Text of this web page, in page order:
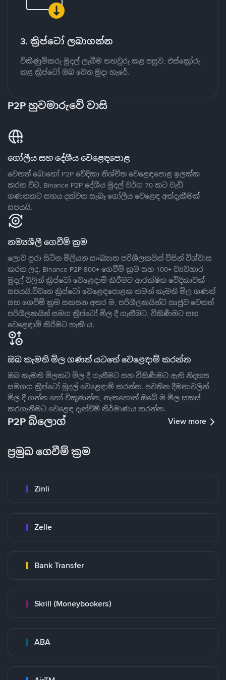
3. ක්‍රිප්ටෝ ලබාගන්න
විකිණුම්කරු මුදල් ලැබීම තහවුරු කළ පසුව, එස්ක්‍රෝරු
කළ ක්‍රිප්ටෝ ඔබ වෙත මුදා හැරේ.
P2P හුවමාරුවේ වාසි
ගෝලීය සහ දේශීය වෙළෙඳපොළ
වෙනත් බොහෝ P2P වේදිකා නිශ්චිත වෙළෙඳපොළ ඉලක්ක
කරන විට, Binance P2P දේශීය මුදල් වර්ග 70 කට වැඩි
ගණනකට සහය දක්වන සැබෑ ගෝලීය වෙළෙඳ අත්දැකීමක්
සපයයි.
නම්‍යශීලී ගෙවීම් ක්‍රම
ලොව පුරා සිටින මිලියන සංඛ්‍යාත පරිශීලකයින් විසින් විශ්වාස
කරන ලද, Binance P2P 800+ ගෙවීම් ක්‍රම සහ 100+ ව්‍යවහාර
මුදල් වලින් ක්‍රිප්ටෝ වෙළෙඳාම් කිරීමට ආරක්ෂිත වේදිකාවක්
සපයයි.විවෘත ක්‍රිප්ටෝ වෙළෙඳපොළක තමන් කැමති මිල ගණන්
සහ ගෙවීම් ක්‍රම සකසන අතර ම, පරිශීලකයින්ට ඍජුව වෙනත්
පරිශීලකයින් සමග ක්‍රිප්ටෝ මිල දී ගැනීමට, විකිණීමට සහ
වෙළෙඳාම් කිරීමට හැකි ය.
ඔබ කැමති මිල ගණන් යටතේ වෙළෙඳාම් කරන්න
ඔබ කැමති මිලකට මිල දී ගැනීමට සහ විකිණීමට ඇති නිදහස
සමගග ක්‍රිප්ටෝ මුදල් වෙළෙඳාම් කරන්න. පවතින දීමනාවලින්
මිල දී ගන්න හෝ විකුණන්න, නැතහොත් ඔබේ ම මිල සකස්
කරගැනීමට වෙළෙඳ දැන්වීම් නිර්මාණය කරන්න.
P2P බ්ලොග් View more
ප්‍රමුඛ ගෙවීම් ක්‍රම
Zinli
Zelle
Bank Transfer
Skrill (Moneybookers)
ABA